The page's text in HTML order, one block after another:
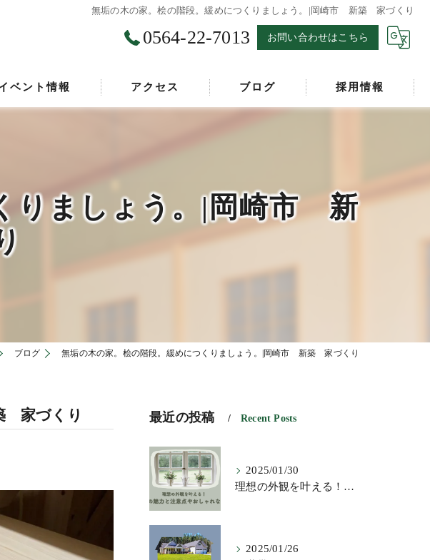
無垢の木の家。桧の階段。緩めにつくりましょう。|岡崎市 新築 家づくり
0564-22-7013 お問い合わせはこちら
ベント情報 アクセス ブログ 採用情報
りましょう。|岡崎市 新
ブログ 無垢の木の家。桧の階段。緩めにつくりましょう。|岡崎市 新築 家づくり
家づくり 最近の投稿 Recent Posts
2025/01/30
理想の外観を叶える！横長窓の魅力と注意点やおしゃれな活用術
2025/01/26